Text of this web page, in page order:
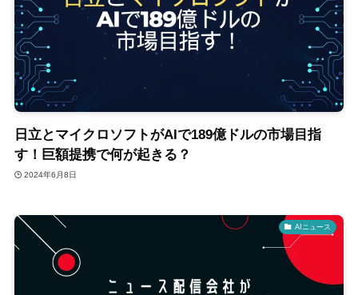
日立とマイクロソフトがAIで189億ドルの市場目指
す！巨額提携で何が起きる？
2024年6月8日
AIニュース